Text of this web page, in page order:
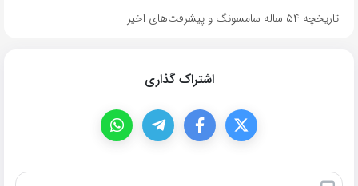
تاریخچه ۵۴ ساله سامسونگ و پیشرفت‌های اخیر
اشتراک گذاری